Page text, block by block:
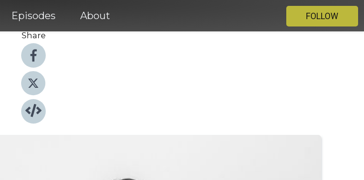
Episodes About
FOLLOW
Share